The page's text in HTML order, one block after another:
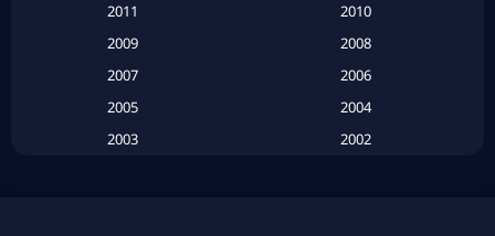
2011
2010
2009
2008
2007
2006
2005
2004
2003
2002